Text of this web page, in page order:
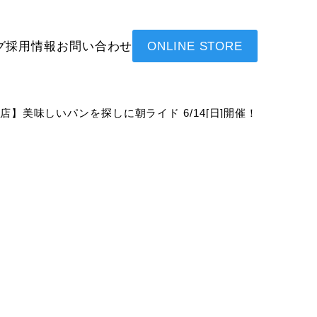
採用情報 お問い合わせ ONLINE STORE
】美味しいパンを探しに朝ライド 6/14[日]開催！